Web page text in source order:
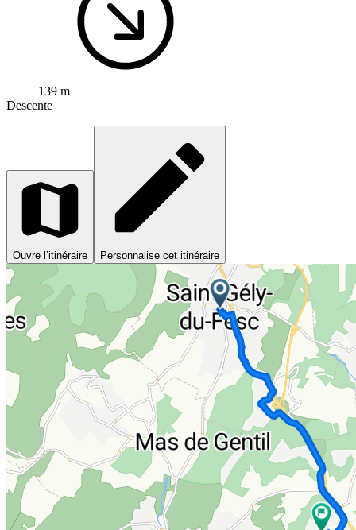
139 m
Descente
Ouvre l’itinéraire Personnalise cet itinéraire